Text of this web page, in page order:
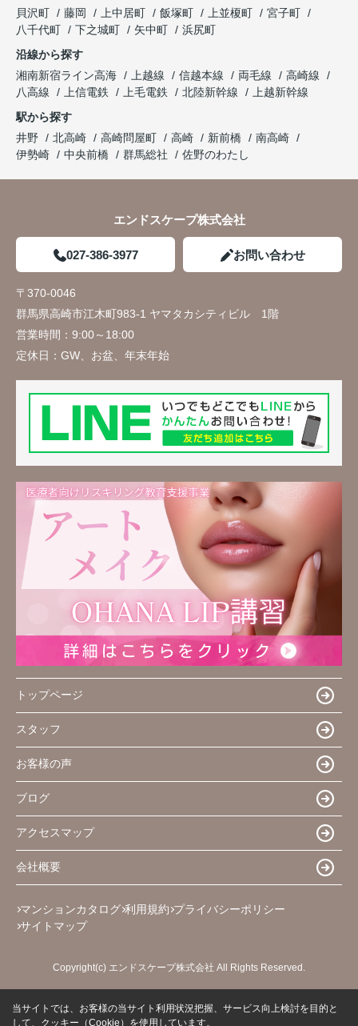
貝沢町
藤岡 上中居町 飯塚町 上並榎町
宮子町
八千代町
下之城町 矢中町
浜尻町
沿線から探す
湘南新宿ライン高海
上越線 信越本線 両毛線
高崎線
八高線
上信電鉄 上毛電鉄 北陸新幹線
上越新幹線
駅から探す
井野
北高崎 高崎問屋町 高崎 新前橋
南高崎
伊勢崎
中央前橋 群馬総社 佐野のわたし
エンドスケープ株式会社
027-386-3977 お問い合わせ
〒370-0046
群馬県高崎市江木町983-1 ヤマタカシティビル 1階
営業時間： 9:00～18:00
定休日： GW、お盆、年末年始
トップページ
スタッフ
お客様の声
ブログ
アクセスマップ
会社概要
マンションカタログ 利用規約 プライバシーポリシー
サイトマップ
Copyright(c) エンドスケープ株式会社 All Rights Reserved.
当サイトでは、お客様の当サイト利用状況把握、サービス向上検討を目的と
して、クッキー（Cookie）を使用しています。